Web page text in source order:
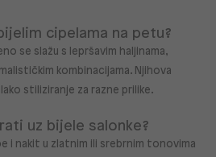
cipelama na petu?
se slažu s lepršavim haljinama,
kombinacijama. Njihova
stiliziranje za razne prilike.
uz bijele salonke?
i nakit u zlatnim ili srebrnim tonovima